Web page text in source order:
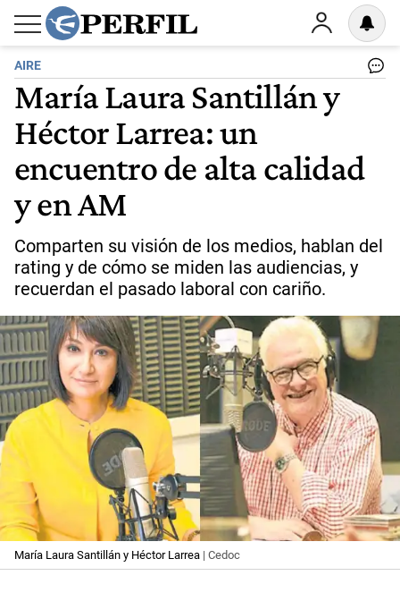
AIRE
María Laura Santillán y
Héctor Larrea: un
encuentro de alta calidad
y en AM
Comparten su visión de los medios, hablan del
rating y de cómo se miden las audiencias, y
recuerdan el pasado laboral con cariño.
María Laura Santillán y Héctor Larrea | Cedoc